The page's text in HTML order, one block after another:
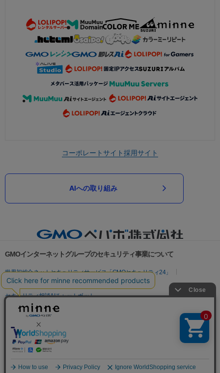
コーポレートサイト採用サイト
AIへの取り組み
GMOインターネットグループのセキュリティ事業について
世界初総合ネットセキュリティサービス「GMOセキュリティ24」
パスワード漏洩診断
Webサイトリスク診断
セキュリティ相談AIチャットボット
実在証明・盗聴対策
サイバー攻撃対策（GMO Flatt Security）
セキュリティ事業の軌跡